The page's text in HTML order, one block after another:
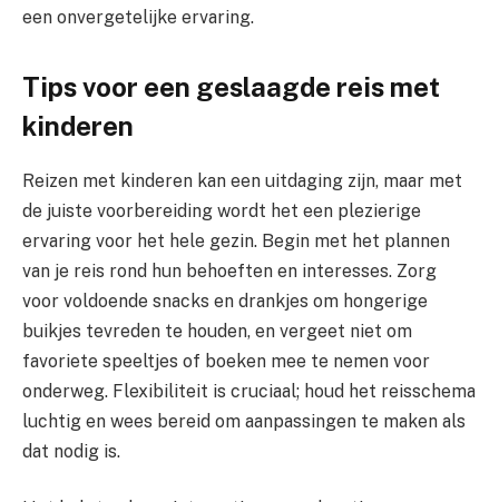
een onvergetelijke ervaring.
Tips voor een geslaagde reis met
kinderen
Reizen met kinderen kan een uitdaging zijn, maar met
de juiste voorbereiding wordt het een plezierige
ervaring voor het hele gezin. Begin met het plannen
van je reis rond hun behoeften en interesses. Zorg
voor voldoende snacks en drankjes om hongerige
buikjes tevreden te houden, en vergeet niet om
favoriete speeltjes of boeken mee te nemen voor
onderweg. Flexibiliteit is cruciaal; houd het reisschema
luchtig en wees bereid om aanpassingen te maken als
dat nodig is.